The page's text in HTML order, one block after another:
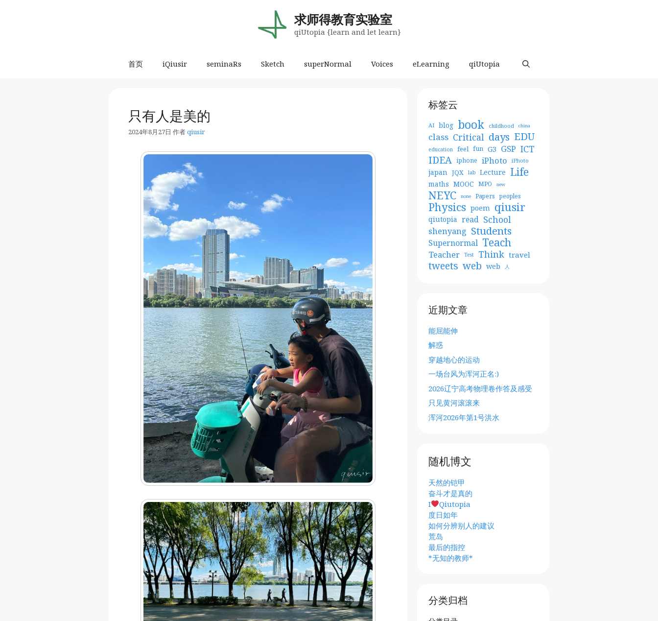
求师得教育实验室
qiUtopia {learn and let learn}
首页 iQiusir seminaRs Sketch superNormal Voices eLearning qiUtopia
只有人是美的
2024年8月27日 作者qiusir
标签云
AI blog book childhood china
class Critical days EDU
education feel fun G3 GSP ICT
IDEA iphone iPhoto iPhoto
japan JQX lab Lecture Life
maths MOOC MPO new
NEYC none Papers peoples
Physics poem qiusir
qiutopia read School
shenyang Students
Supernormal Teach
Teacher Test Think travel
tweets web web 人
近期文章
能屈能伸
解惑
穿越地心的运动
一场台风为浑河正名:)
2026辽宁高考物理卷作答及感受
只见黄河滚滚来
浑河2026年第1号洪水
随机博文
天然的铠甲
奋斗才是真的
I
Qiutopia
度日如年
如何分辨别人的建议
荒岛
最后的指控
*无知的教师*
分类归档